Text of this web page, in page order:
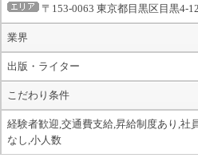
〒153-0063 東京都目黒区目黒4-
業界
出版・ライター
こだわり条件
経験者歓迎,交通費支給,昇給制度あり,社
なし,小人数